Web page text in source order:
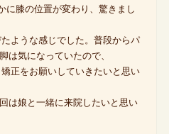
に膝の位置が変わり、驚きまし
ような感じでした。普段からパ
は気になっていたので、
正をお願いしていきたいと思い
は娘と一緒に来院したいと思い